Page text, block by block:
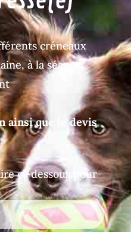
créneaux
à la séance,
ainsi que le devis
ci-dessous pour